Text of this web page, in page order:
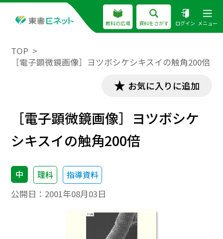
教科の広場 資料をさがす ログイン メニュー
TOP
［電子顕微鏡画像］ヨツボシケシキスイの触角200倍
お気に入りに追加
［電子顕微鏡画像］ヨツボシケ
シキスイの触角200倍
中 理科 指導資料
公開日： 2001年08月03日